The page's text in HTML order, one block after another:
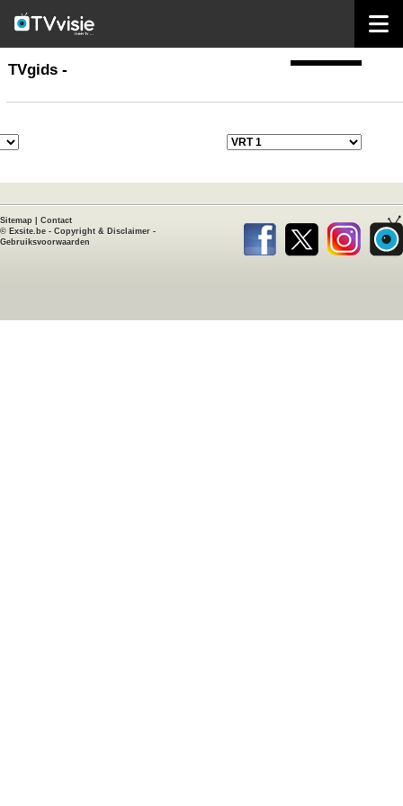
TVgids
TVgids -
Sitemap
Contact
© Exsite.be - Copyright & Disclaimer -
Gebruiksvoorwaarden